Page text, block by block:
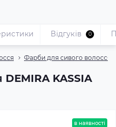
Фарби для сивого волосся
KASSIA
Відгуків 0
в наявності